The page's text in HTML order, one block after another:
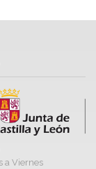
a Viernes